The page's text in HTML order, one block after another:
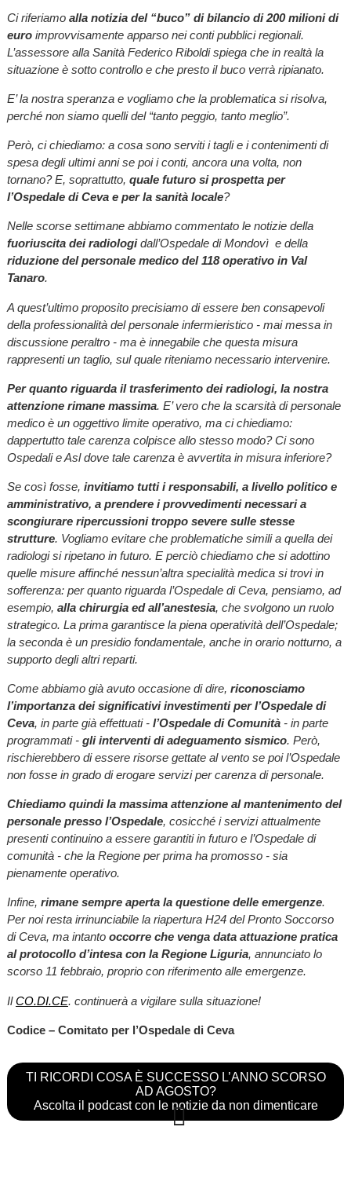
Ci riferiamo alla notizia del “buco” di bilancio di 200 milioni di
euroimprovvisamente apparso nei conti pubblici regionali.
L’assessore alla Sanità Federico Riboldi spiega che in realtà la
situazione è sotto controllo e che presto il buco verrà ripianato.
E’ la nostra speranza e vogliamo che la problematica si risolva,
perché non siamo quelli del “tanto peggio, tanto meglio”.
Però, ci chiediamo: a cosa sono serviti i tagli e i contenimenti di
spesa degli ultimi anni se poi i conti, ancora una volta, non
tornano? E, soprattutto, quale futuro si prospetta per
l’Ospedale di Ceva e per la sanità locale?
Nelle scorse settimane abbiamo commentato le notizie della
fuoriuscita dei radiologidall’Ospedale di Mondovì e della
riduzione del personale medico del 118 operativo in Val
Tanaro.
A quest’ultimo proposito precisiamo di essere ben consapevoli
della professionalità del personale infermieristico - mai messa in
discussione peraltro - ma è innegabile che questa misura
rappresenti un taglio, sul quale riteniamo necessario intervenire.
Per quanto riguarda il trasferimento dei radiologi, la nostra
attenzione rimane massima. E’ vero che la scarsità di personale
medico è un oggettivo limite operativo, ma ci chiediamo:
dappertutto tale carenza colpisce allo stesso modo? Ci sono
Ospedali e Asl dove tale carenza è avvertita in misura inferiore?
Se così fosse, invitiamo tutti i responsabili, a livello politico e
amministrativo, a prendere i provvedimenti necessari a
scongiurare ripercussioni troppo severe sulle stesse
strutture. Vogliamo evitare che problematiche simili a quella dei
radiologi si ripetano in futuro. E perciò chiediamo che si adottino
quelle misure affinché nessun’altra specialità medica si trovi in
sofferenza: per quanto riguarda l’Ospedale di Ceva, pensiamo, ad
esempio, alla chirurgia ed all’anestesia, che svolgono un ruolo
strategico. La prima garantisce la piena operatività dell’Ospedale;
la seconda è un presidio fondamentale, anche in orario notturno, a
supporto degli altri reparti.
Come abbiamo già avuto occasione di dire, riconosciamo
l’importanza dei significativi investimenti per l’Ospedale di
Ceva, in parte già effettuati - l’Ospedale di Comunità- in parte
programmati - gli interventi di adeguamento sismico. Però,
rischierebbero di essere risorse gettate al vento se poi l’Ospedale
non fosse in grado di erogare servizi per carenza di personale.
Chiediamo quindi la massima attenzione al mantenimento del
personale presso l’Ospedale, cosicché i servizi attualmente
presenti continuino a essere garantiti in futuro e l’Ospedale di
comunità - che la Regione per prima ha promosso - sia
pienamente operativo.
Infine, rimane sempre aperta la questione delle emergenze.
Per noi resta irrinunciabile la riapertura H24 del Pronto Soccorso
di Ceva, ma intanto occorre che venga data attuazione pratica
al protocollo d’intesa con la Regione Liguria, annunciato lo
scorso 11 febbraio, proprio con riferimento alle emergenze.
IlCO.DI.CE. continuerà a vigilare sulla situazione!
Codice – Comitato per l’Ospedale di Ceva
TI RICORDI COSA È SUCCESSO L’ANNO SCORSO
AD AGOSTO?
Ascolta il podcast con le notizie da non dimenticare